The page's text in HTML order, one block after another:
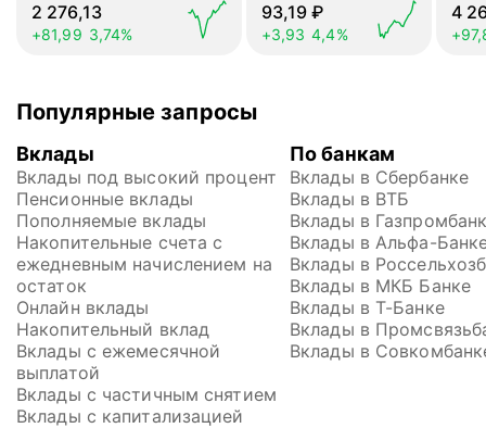
2 276,13
+81,99 3,74%
93,19₽
+3,93 4,4%
4
Популярные запросы
Вклады
Вклады под высокий процент
Пенсионные вклады
Пополняемые вклады
Накопительные счета с
ежедневным начислением на
остаток
Онлайн вклады
Накопительный вклад
Вклады с ежемесячной
выплатой
Вклады с частичным снятием
Вклады с капитализацией
По банкам
Вклады в Сбербанке
Вклады в ВТБ
Вклады в
Вклады в Альфа-
Вклады в
Вклады в МКБ Банке
Вклады в Т-Банке
Вклады в
Вклады в